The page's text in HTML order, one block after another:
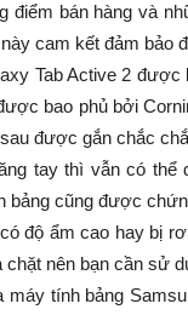
điểm bán hàng và
cam kết đảm bảo
Tab Active 2
bao phủ bởi
được gắn chắc
tay thì vẫn có thể
bảng cũng được
độ ẩm cao hay bị
chặt nên bạn cần sử
máy tính bảng